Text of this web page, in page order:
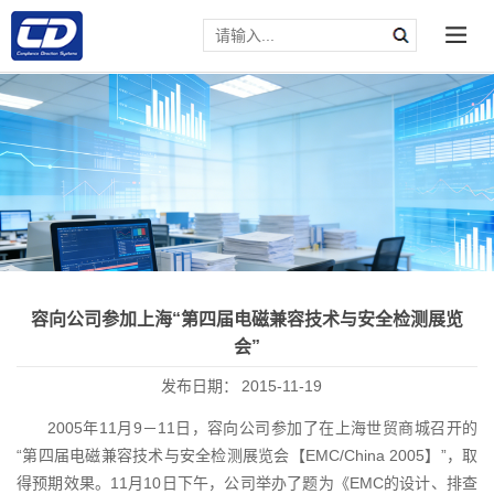
容向公司参加上海“第四届电磁兼容技术与安全检测展览
会”
发布日期： 2015-11-19
2005年11月9－11日，容向公司参加了在上海世贸商城召开的
“第四届电磁兼容技术与安全检测展览会【EMC/China 2005】”，取
得预期效果。11月10日下午，公司举办了题为《EMC的设计、排查